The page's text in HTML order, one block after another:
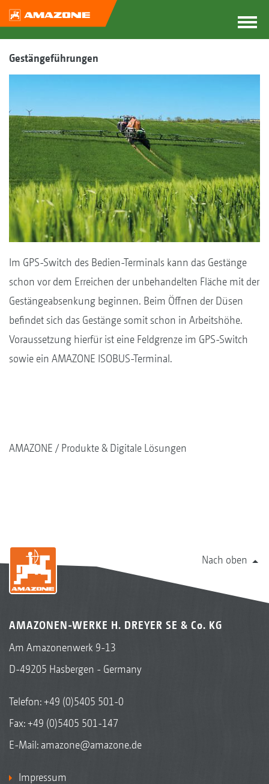
Gestängeführungen
Im GPS-Switch des Bedien-Terminals kann das Gestänge
schon vor dem Erreichen der unbehandelten Fläche mit der
Gestängeabsenkung beginnen. Beim Öffnen der Düsen
befindet sich das Gestänge somit schon in Arbeitshöhe.
Voraussetzung hierfür ist eine Feldgrenze im GPS-Switch
sowie ein AMAZONE ISOBUS-Terminal.
AMAZONE Produkte & Digitale Lösungen
Nach oben
AMAZONEN-WERKE H. DREYER SE & Co. KG
Am Amazonenwerk 9-13
D-49205 Hasbergen - Germany
Telefon:+49 (0)5405 501-0
Fax: +49 (0)5405 501-147
E-Mail: amazone@amazone.de
Impressum